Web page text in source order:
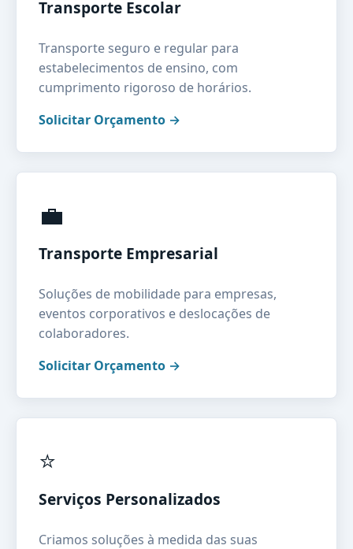
Transporte Escolar
Transporte seguro e regular para
estabelecimentos de ensino, com
cumprimento rigoroso de horários.
Solicitar Orçamento →
💼
Transporte Empresarial
Soluções de mobilidade para empresas,
eventos corporativos e deslocações de
colaboradores.
Solicitar Orçamento →
⭐
Serviços Personalizados
Criamos soluções à medida das suas